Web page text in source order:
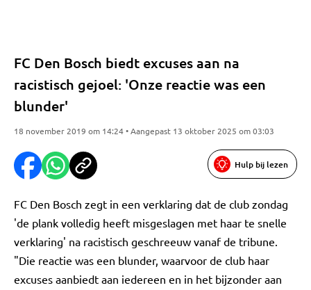
FC Den Bosch biedt excuses aan na
racistisch gejoel: 'Onze reactie was een
blunder'
18 november 2019 om 14:24 • Aangepast 13 oktober 2025 om 03:03
Hulp bij lezen
FC Den Bosch zegt in een verklaring dat de club zondag
'de plank volledig heeft misgeslagen met haar te snelle
verklaring' na racistisch geschreeuw vanaf de tribune.
"Die reactie was een blunder, waarvoor de club haar
excuses aanbiedt aan iedereen en in het bijzonder aan